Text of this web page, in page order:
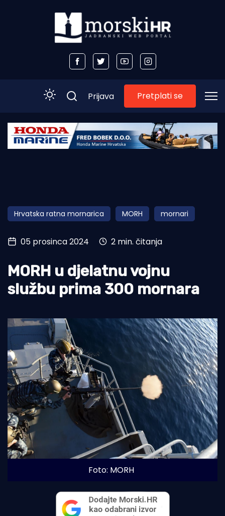
Početna
Obala
Otoci
Turizam i nautika
Pomorstvo
Ribolov
Tradicija i kultura
Prijava Pretplati se
Hrvatska ratna mornarica MORH mornari
05 prosinca 2024 2 min. čitanja
MORH u djelatnu vojnu
službu prima 300 mornara
Foto: MORH